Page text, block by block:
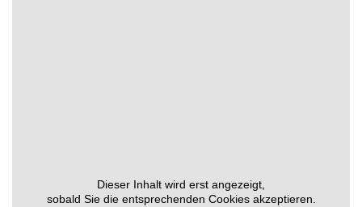
Dieser Inhalt wird erst angezeigt,
sobald Sie die entsprechenden Cookies akzeptieren.